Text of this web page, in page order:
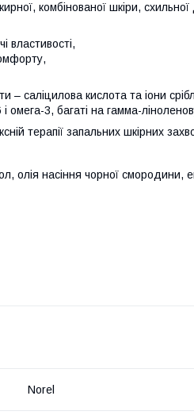
комбінованої шкіри, схильної
властивості,
– саліцилова кислота та іони
омега-3, багаті на гамма-
терапії запальних шкірних
олія насіння чорної смородини,
Norel